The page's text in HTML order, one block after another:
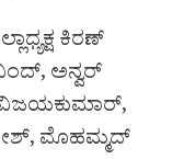
ಕಿರಣ್
ಅನ್ವರ್
ವಿಜಯಕುಮಾರ್,
ಮೊಹಮ್ಮದ್